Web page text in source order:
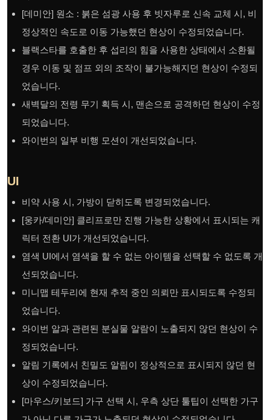
[데미안] 원소 : 붉은 섬광 사용 후 빗자루로 신속 교체 시, 비
정상적인 속도로 이동 가능했던 현상이 수정되었습니다.
블랙스타를 호출한 후 섭리의 힘을 사용한 상태에서 소환될
경우 이동 및 점프 외의 조작이 불가능해지던 현상이 수정되
었습니다.
새벽달의 전령 무기 획득 시, 맨손으로 공격하던 현상이 수정
되었습니다.
와이번의 일부 비행 모션이 개선되었습니다.
UI
비약 사용 시, 가방이 닫히도록 변경되었습니다.
[웅카/데미안] 클리프로만 진행 가능한 상황에서 표시되는 캐
릭터 전환 UI가 개선되었습니다.
염색 UI에서 염색을 할 수 없는 아이템을 선택할 수 없도록 개
선되었습니다.
미니맵 테두리에 현재 추적 중인 의뢰만 표시되도록 수정되
었습니다.
와이번 알과 관련된 분실물 알람이 노출되지 않던 현상이 수
정되었습니다.
알림 기록에서 친밀도 알림이 정상적으로 표시되지 않던 현
상이 수정되었습니다.
[마우스/키보드] 가구 선택 시, 우측 상단 툴팁이 선택한 가구